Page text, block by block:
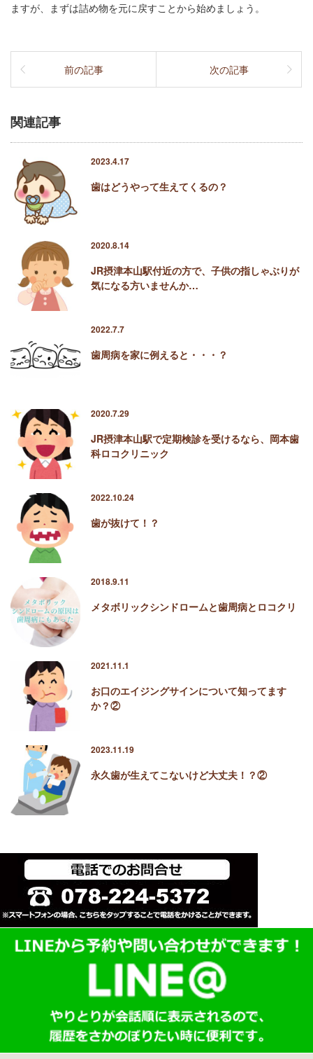
ますが、まずは詰め物を元に戻すことから始めましょう。
前の記事 次の記事
関連記事
2023.4.17
歯はどうやって生えてくるの？
2020.8.14
JR摂津本山駅付近の方で、子供の指しゃぶりが
気になる方いませんか…
2022.7.7
歯周病を家に例えると・・・？
2020.7.29
JR摂津本山駅で定期検診を受けるなら、岡本歯
科ロコクリニック
2022.10.24
歯が抜けて！？
2018.9.11
メタボリックシンドロームと歯周病とロコクリ
2021.11.1
お口のエイジングサインについて知ってます
か？②
2023.11.19
永久歯が生えてこないけど大丈夫！？②